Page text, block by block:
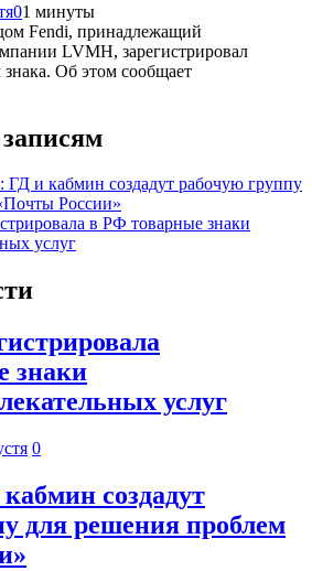
01 минуты
Fendi, принадлежащий
LVMH, зарегистрировал
Об этом сообщает
ГД и кабмин создадут рабочую группу
России»
в РФ товарные знаки
услуг
знаки
услуг
0
создадут
для решения проблем